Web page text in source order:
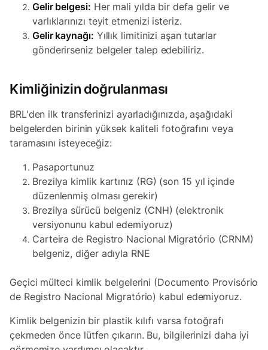
Gelir belgesi: Her mali yılda bir defa gelir ve
varlıklarınızı teyit etmenizi isteriz.
Gelir kaynağı: Yıllık limitinizi aşan tutarlar
gönderirseniz belgeler talep edebiliriz.
Kimliğinizin doğrulanması
BRL'den ilk transferinizi ayarladığınızda, aşağıdaki
belgelerden birinin yüksek kaliteli fotoğrafını veya
taramasını isteyeceğiz:
Pasaportunuz
Brezilya kimlik kartınız (RG) (son 15 yıl içinde
düzenlenmiş olması gerekir)
Brezilya sürücü belgeniz (CNH) (elektronik
versiyonunu kabul edemiyoruz)
Carteira de Registro Nacional Migratório (CRNM)
belgeniz, diğer adıyla RNE
Geçici mülteci kimlik belgelerini (Documento Provisório
de Registro Nacional Migratório) kabul edemiyoruz.
Kimlik belgenizin bir plastik kılıfı varsa fotoğrafı
çekmeden önce lütfen çıkarın. Bu, bilgilerinizi daha iyi